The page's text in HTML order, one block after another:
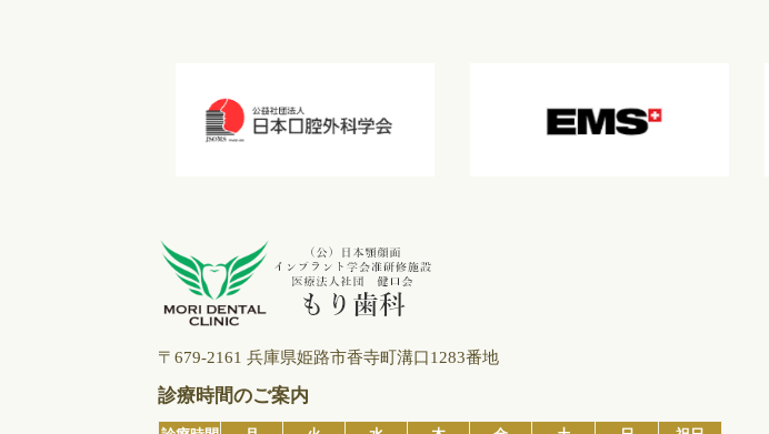
〒679-2161 兵庫県姫路市⾹寺町溝⼝1283番地
診療時間のご案内